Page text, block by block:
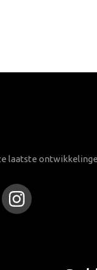
laatste